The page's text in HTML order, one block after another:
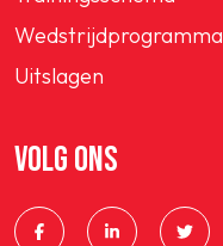
Wedstrijdprogramma
Uitslagen
VOLG ONS